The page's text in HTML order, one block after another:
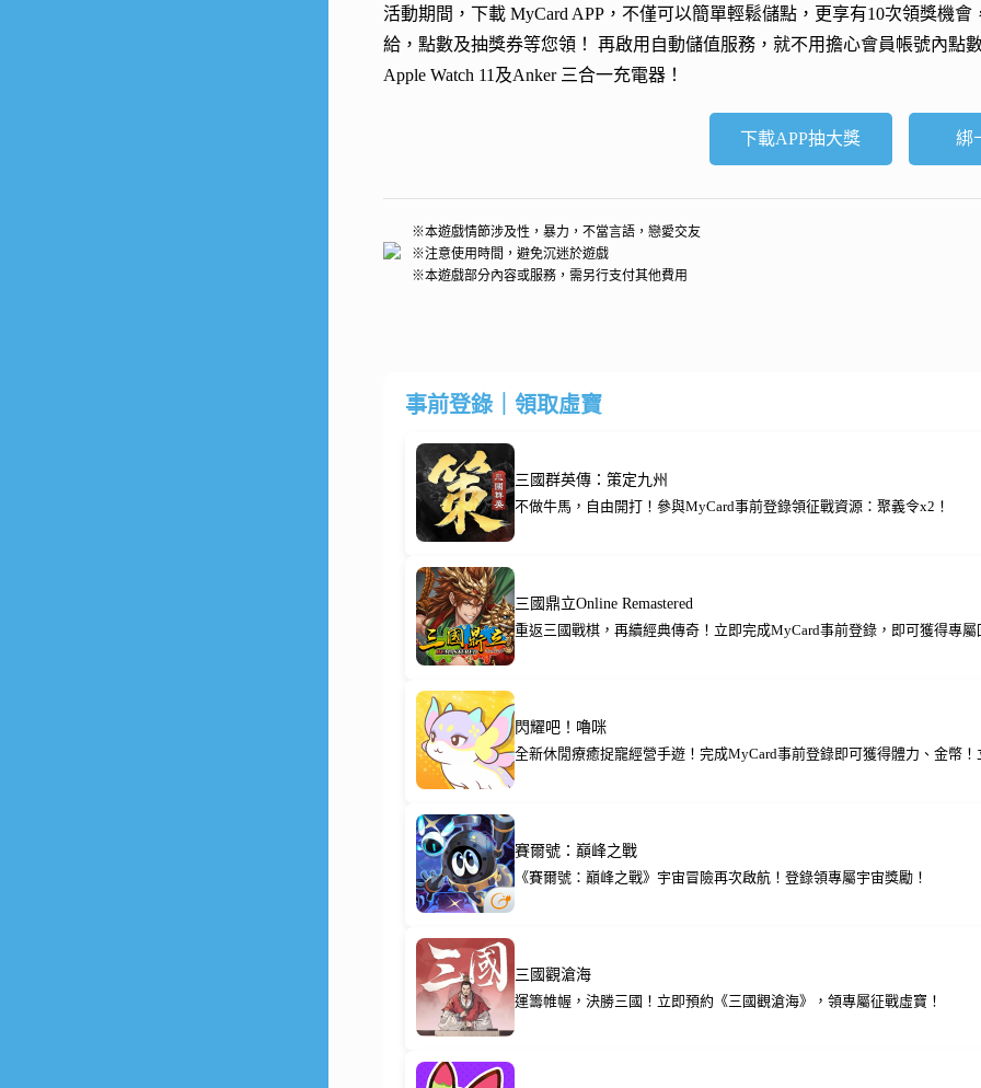
活動期間，下載 MyCard APP，不僅可以簡單輕鬆儲點，更享有10次領獎機會
給，點數及抽獎券等您領！ 再啟用自動儲值服務 ，就不用擔心會員帳號內點
Apple Watch 11及Anker 三合一充電器 ！
下載APP抽大獎 綁
※本遊戲情節涉及性，暴力，不當言語，戀愛交友
※注意使用時間，避免沉迷於遊戲
※本遊戲部分內容或服務，需另行支付其他費用
事前登錄｜領取虛寶
三國群英傳：策定九州
不做牛馬，自由開打！參與MyCard事前登錄領征戰資源：聚義令x2！
三國鼎立Online Remastered
重返三國戰棋，再續經典傳奇！立即完成MyCard事前登錄，即可獲得專屬
閃耀吧！嚕咪
全新休閒療癒捉寵經營手遊！完成MyCard事前登錄即可獲得體力、金幣！
賽爾號：巔峰之戰
《賽爾號：巔峰之戰》宇宙冒險再次啟航！登錄領專屬宇宙獎勵！
三國觀滄海
運籌帷幄，決勝三國！立即預約《三國觀滄海》，領專屬征戰虛寶！